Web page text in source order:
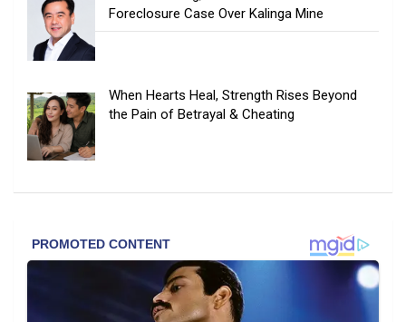
Foreclosure Case Over Kalinga Mine
When Hearts Heal, Strength Rises Beyond
the Pain of Betrayal & Cheating